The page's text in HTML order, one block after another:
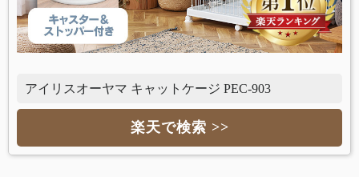
アイリスオーヤマ キャットケージ PEC-903
楽天で検索 >>